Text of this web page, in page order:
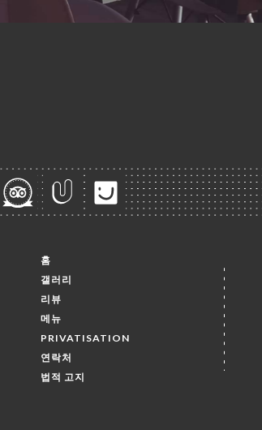
홈
갤러리
리뷰
메뉴
PRIVATISATION
연락처
법적 고지